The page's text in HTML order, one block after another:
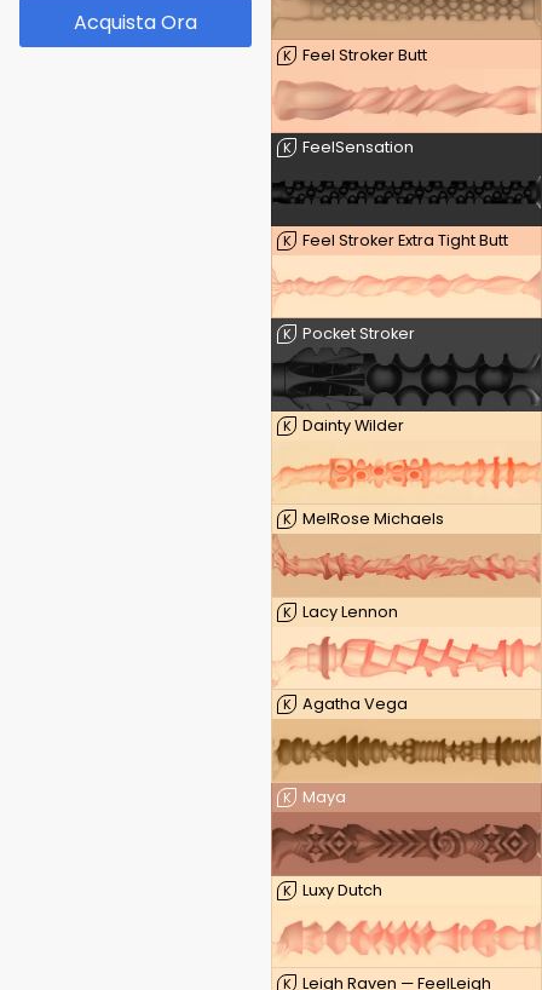
K Feel Stroker Butt
K FeelSensation
K Feel Stroker Extra Tight Butt
K Pocket Stroker
K Dainty Wilder
K MelRose Michaels
K Lacy Lennon
K Agatha Vega
K Maya
K Luxy Dutch
K Leigh Raven — FeelLeigh
Acquista Ora